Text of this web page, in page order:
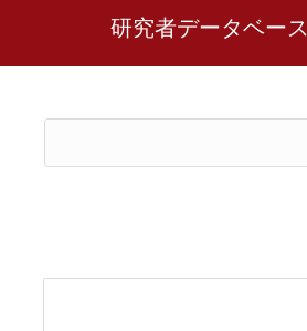
研究者データベース